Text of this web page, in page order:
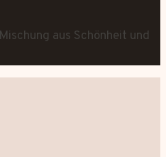
aus Schönheit und